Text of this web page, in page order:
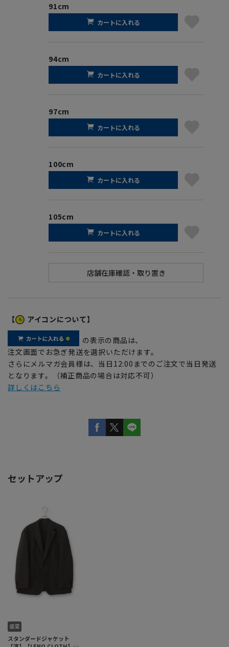
91cm
カートに入れる
94cm
カートに入れる
97cm
カートに入れる
100cm
カートに入れる
105cm
カートに入れる
【 アイコンについて】
の表示の商品は、
注文画面でお急ぎ発送を選択いただけます。
さらにメルマガ会員様は、当日12:00までのご注文で当日発送
となります。（補正商品の場合は対応不可）
詳しくはこちら